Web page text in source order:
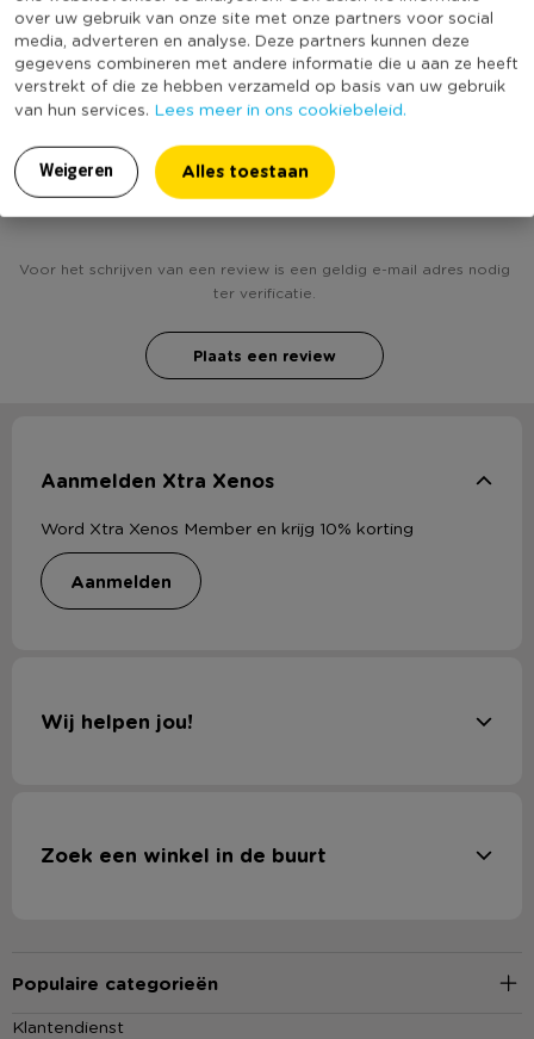
over uw gebruik van onze site met onze partners voor social
media, adverteren en analyse. Deze partners kunnen deze
gegevens combineren met andere informatie die u aan ze heeft
verstrekt of die ze hebben verzameld op basis van uw gebruik
van hun services. Lees meer in ons cookiebeleid.
Weigeren Alles toestaan
Duurzaamheidsscore
(Nog) geen score
bekend
Heb jij Supermini voorraadpotje met deksel? Schrijf
een review!
Voor het schrijven van een review is een geldig e-mail adres nodig
ter verificatie.
Plaats een review
Aanmelden Xtra Xenos
Word Xtra Xenos Member en krijg 10% korting
aanmelden
Wij helpen jou!
Zoek een winkel in de buurt
Populaire categorieën
Klantendienst